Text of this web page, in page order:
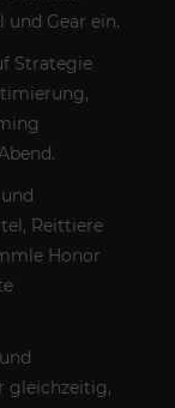
Gear ein.
Strategie
Reittiere
Honor
gleichzeitig,